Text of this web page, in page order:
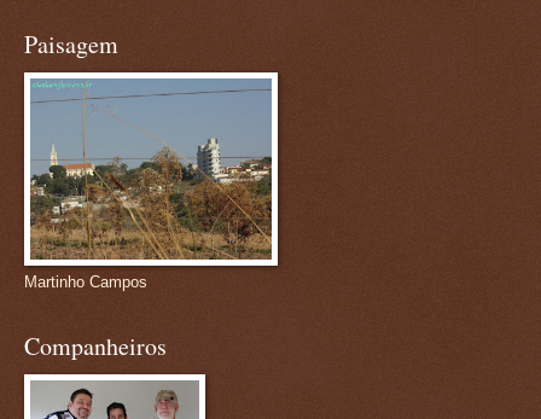
Paisagem
Martinho Campos
Companheiros